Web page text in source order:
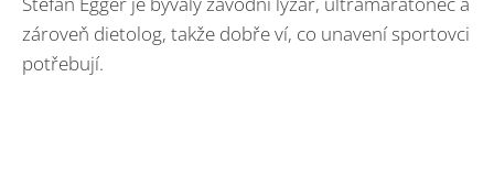
zároveň dietolog, takže dobře ví, co unavení sportovci
potřebují.